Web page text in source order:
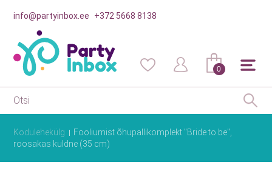
info@partyinbox.ee +372 5668 8138
0
Kodulehekülg
Fooliumist õhupallikomplekt "Bride to be",
roosakas kuldne (35 cm)